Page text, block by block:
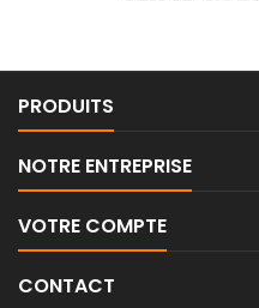
PRODUITS
NOTRE ENTREPRISE
VOTRE COMPTE
CONTACT